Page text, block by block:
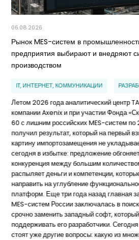
06.08.2026
Рынок MES-систем в
предприятия выбирают и внедряют
производством
IT, ИНТЕРНЕТ, КОММУНИКАЦИИ
Летом 2026 года аналитический центр
компании Axenix и при участии Фонда
60 с лишним российских MES-систем по
получил результат, который на первый
картину импортозамещения не
сегодня в избытке: предложение
конкуренция между большим
распыляет деньги и компетенции,
направить на углубление
платформ. Еще три года назад главная
MES-систем России заключалась в
срочно заменить западный софт,
поддерживать его разработчики.
стоят уже другие вопросы: какую из